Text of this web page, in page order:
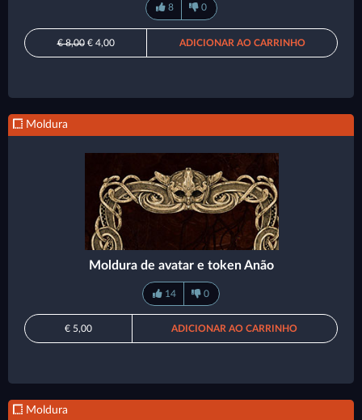
8 0
€ 8,00€ 4,00 ADICIONAR AO CARRINHO
Moldura
Moldura de avatar e token Anão
14 0
€ 5,00 ADICIONAR AO CARRINHO
Moldura